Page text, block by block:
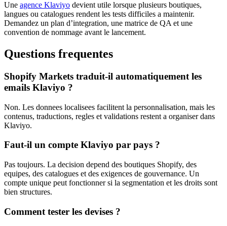
Une agence Klaviyo devient utile lorsque plusieurs boutiques,
langues ou catalogues rendent les tests difficiles a maintenir.
Demandez un plan d’integration, une matrice de QA et une
convention de nommage avant le lancement.
Questions frequentes
Shopify Markets traduit-il automatiquement les
emails Klaviyo ?
Non. Les donnees localisees facilitent la personnalisation, mais les
contenus, traductions, regles et validations restent a organiser dans
Klaviyo.
Faut-il un compte Klaviyo par pays ?
Pas toujours. La decision depend des boutiques Shopify, des
equipes, des catalogues et des exigences de gouvernance. Un
compte unique peut fonctionner si la segmentation et les droits sont
bien structures.
Comment tester les devises ?